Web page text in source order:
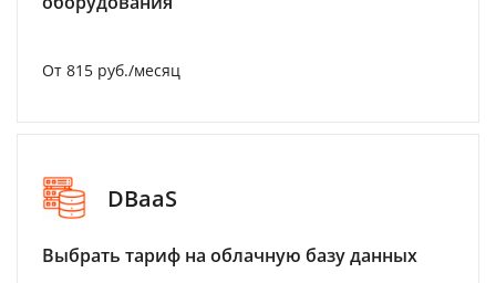
От 815 руб./месяц
DBaaS
Выбрать тариф на облачную базу данных